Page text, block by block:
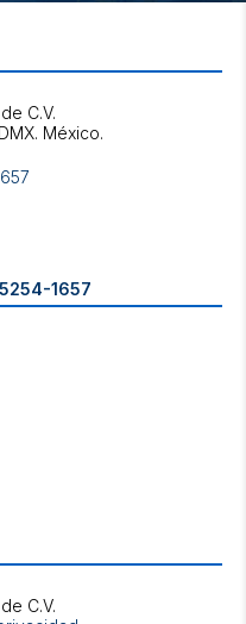
C.V.
5254-1657
C.V.